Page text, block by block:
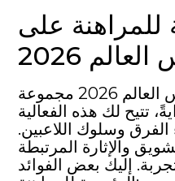
للمراهنة على
2026
تقدم المراهنة على كأس العالم 2026 مجموعة
تتيح لك هذه الفعالية
الفرق وسلوك اللاعبين.
والإثارة المرتبطة
إليك بعض الفوائد